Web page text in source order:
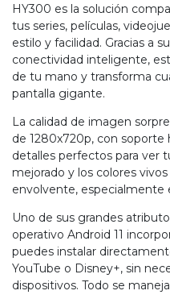
HY300 es la solución
tus series, películas,
estilo y facilidad. Gracias a
conectividad inteligente,
de tu mano y transforma
pantalla gigante.
La calidad de imagen
de 1280x720p, con
detalles perfectos para ver
mejorado y los colores
envolvente, especialmente
Uno de sus grandes
operativo Android 11
puedes instalar
YouTube o Disney+, sin
dispositivos. Todo se